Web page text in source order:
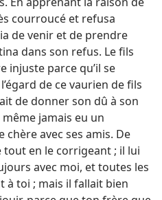
courroucé et refusa
de venir et de prendre
dans son refus. Le fils
injuste parce qu’il se
de ce vaurien de fils
de donner son dû à son
même jamais eu un
avec ses amis. De
tout en le corrigeant ; il lui
avec moi, et toutes les
à toi ; mais il fallait bien